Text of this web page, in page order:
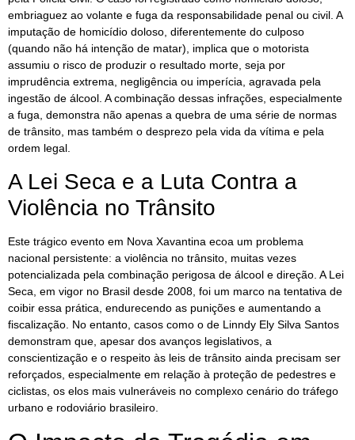
embriaguez ao volante e fuga da responsabilidade penal ou civil. A
imputação de homicídio doloso, diferentemente do culposo
(quando não há intenção de matar), implica que o motorista
assumiu o risco de produzir o resultado morte, seja por
imprudência extrema, negligência ou imperícia, agravada pela
ingestão de álcool. A combinação dessas infrações, especialmente
a fuga, demonstra não apenas a quebra de uma série de normas
de trânsito, mas também o desprezo pela vida da vítima e pela
ordem legal.
A Lei Seca e a Luta Contra a
Violência no Trânsito
Este trágico evento em Nova Xavantina ecoa um problema
nacional persistente: a violência no trânsito, muitas vezes
potencializada pela combinação perigosa de álcool e direção. A Lei
Seca, em vigor no Brasil desde 2008, foi um marco na tentativa de
coibir essa prática, endurecendo as punições e aumentando a
fiscalização. No entanto, casos como o de Linndy Ely Silva Santos
demonstram que, apesar dos avanços legislativos, a
conscientização e o respeito às leis de trânsito ainda precisam ser
reforçados, especialmente em relação à proteção de pedestres e
ciclistas, os elos mais vulneráveis no complexo cenário do tráfego
urbano e rodoviário brasileiro.